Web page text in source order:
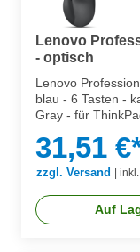
Lenovo
- optisch
Lenovo
blau - 6 Tasten -
Gray - für
31,51
zzgl. Versand
Auf